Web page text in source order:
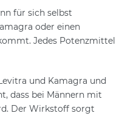
für sich selbst
oder einen
Jedes Potenzmittel
und Kamagra und
dass bei Männern mit
Der Wirkstoff sorgt